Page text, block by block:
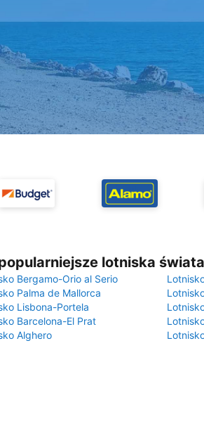
lotniska świata
Bergamo-Orio al Serio
Palma de Mallorca
Lisbona-Portela
Barcelona-El Prat
Alghero